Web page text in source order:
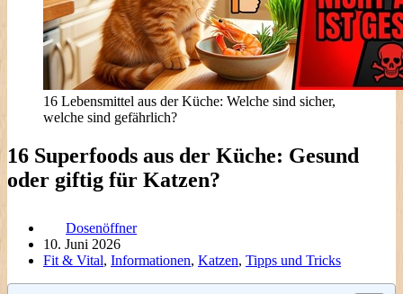
16 Lebensmittel aus der Küche: Welche sind sicher,
welche sind gefährlich?
16 Superfoods aus der Küche: Gesund
oder giftig für Katzen?
Dosenöffner
10. Juni 2026
Fit & Vital, Informationen, Katzen, Tipps und Tricks